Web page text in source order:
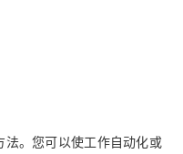
法。您可以使工作自动化或